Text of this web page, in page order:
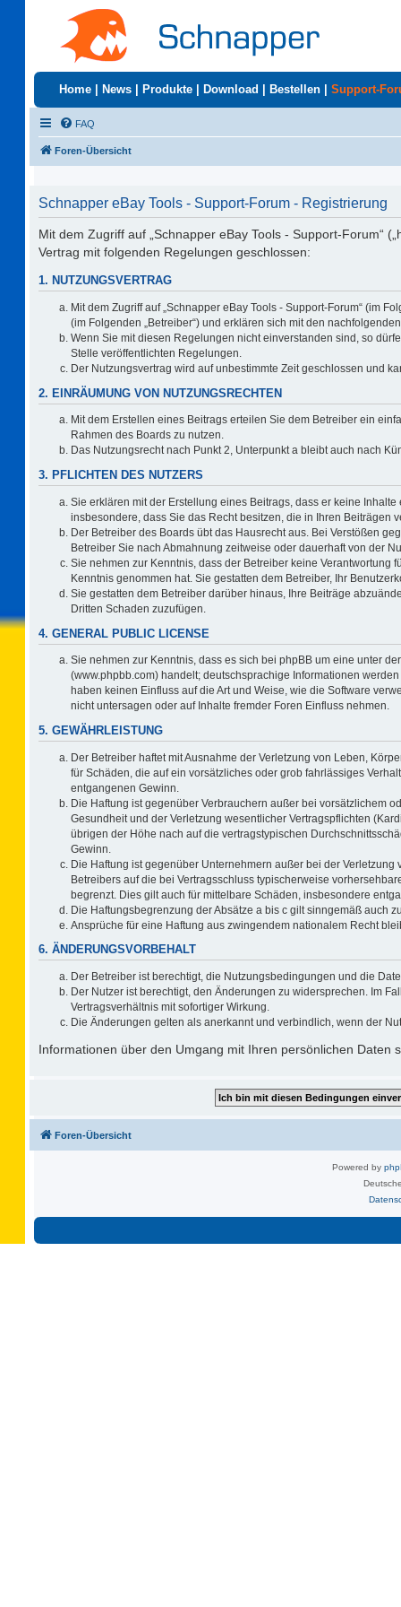
Home News Produkte Download Bestellen Support-
FAQ
Foren-Übersicht
Schnapper eBay Tools - Support-Forum - Registrierung
Mit dem Zugriff auf „Schnapper eBay Tools - Support-Forum“
Vertrag mit folgenden Regelungen geschlossen:
1. NUTZUNGSVERTRAG
Mit dem Zugriff auf „Schnapper eBay Tools - Support-Forum“ (im
(im Folgenden „Betreiber“) und erklären sich mit den
Wenn Sie mit diesen Regelungen nicht einverstanden sind, so
Stelle veröffentlichten Regelungen.
Der Nutzungsvertrag wird auf unbestimmte Zeit geschlossen und
2. EINRÄUMUNG VON NUTZUNGSRECHTEN
Mit dem Erstellen eines Beitrags erteilen Sie dem Betreiber ein
Rahmen des Boards zu nutzen.
Das Nutzungsrecht nach Punkt 2, Unterpunkt a bleibt auch nach
3. PFLICHTEN DES NUTZERS
Sie erklären mit der Erstellung eines Beitrags, dass er keine
insbesondere, dass Sie das Recht besitzen, die in Ihren Beiträgen
Der Betreiber des Boards übt das Hausrecht aus. Bei Verstößen
Betreiber Sie nach Abmahnung zeitweise oder dauerhaft von der
Sie nehmen zur Kenntnis, dass der Betreiber keine Verantwortung
Kenntnis genommen hat. Sie gestatten dem Betreiber, Ihr
Sie gestatten dem Betreiber darüber hinaus, Ihre Beiträge
Dritten Schaden zuzufügen.
4. GENERAL PUBLIC LICENSE
Sie nehmen zur Kenntnis, dass es sich bei phpBB um eine unter der
(www.phpbb.com) handelt; deutschsprachige Informationen
haben keinen Einfluss auf die Art und Weise, wie die Software
nicht untersagen oder auf Inhalte fremder Foren Einfluss nehmen.
5. GEWÄHRLEISTUNG
Der Betreiber haftet mit Ausnahme der Verletzung von Leben,
für Schäden, die auf ein vorsätzliches oder grob fahrlässiges
entgangenen Gewinn.
Die Haftung ist gegenüber Verbrauchern außer bei vorsätzlichem
Gesundheit und der Verletzung wesentlicher Vertragspflichten
übrigen der Höhe nach auf die vertragstypischen
Gewinn.
Die Haftung ist gegenüber Unternehmern außer bei der
Betreibers auf die bei Vertragsschluss typischerweise
begrenzt. Dies gilt auch für mittelbare Schäden, insbesondere
Die Haftungsbegrenzung der Absätze a bis c gilt sinngemäß auch
Ansprüche für eine Haftung aus zwingendem nationalem Recht
6. ÄNDERUNGSVORBEHALT
Der Betreiber ist berechtigt, die Nutzungsbedingungen und die
Der Nutzer ist berechtigt, den Änderungen zu widersprechen. Im
Vertragsverhältnis mit sofortiger Wirkung.
Die Änderungen gelten als anerkannt und verbindlich, wenn der
Informationen über den Umgang mit Ihren persönlichen Daten
Foren-Übersicht
Powered by